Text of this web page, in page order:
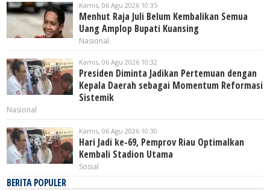
Kamis, 06 Agu 2026 10:35
Menhut Raja Juli Belum Kembalikan Semua
Uang Amplop Bupati Kuansing
Nasional
Kamis, 06 Agu 2026 10:32
Presiden Diminta Jadikan Pertemuan dengan
Kepala Daerah sebagai Momentum Reformasi
Sistemik
Nasional
Kamis, 06 Agu 2026 10:30
Hari Jadi ke-69, Pemprov Riau Optimalkan
Kembali Stadion Utama
Sosial
BERITA POPULER